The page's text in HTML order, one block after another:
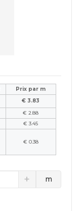
Prix par m
€ 3.83
€ 2.88
€ 3.45
€ 0.38
m